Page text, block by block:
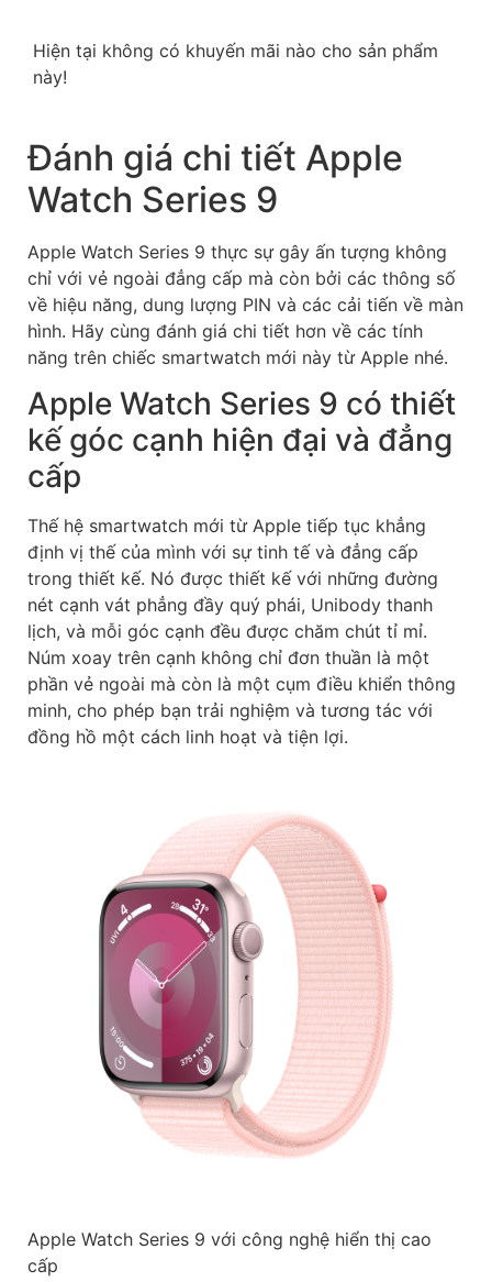
Hiện tại không có khuyến mãi nào cho sản phẩm
này!
Đánh giá chi tiết Apple
Watch Series 9
Apple Watch Series 9 thực sự gây ấn tượng không
chỉ với vẻ ngoài đẳng cấp mà còn bởi các thông số
về hiệu năng, dung lượng PIN và các cải tiến về màn
hình. Hãy cùng đánh giá chi tiết hơn về các tính
năng trên chiếc smartwatch mới này từ Apple nhé.
Apple Watch Series 9 có thiết
kế góc cạnh hiện đại và đẳng
cấp
Thế hệ smartwatch mới từ Apple tiếp tục khẳng
định vị thế của mình với sự tinh tế và đẳng cấp
trong thiết kế. Nó được thiết kế với những đường
nét cạnh vát phẳng đầy quý phái, Unibody thanh
lịch, và mỗi góc cạnh đều được chăm chút tỉ mỉ.
Núm xoay trên cạnh không chỉ đơn thuần là một
phần vẻ ngoài mà còn là một cụm điều khiển thông
minh, cho phép bạn trải nghiệm và tương tác với
đồng hồ một cách linh hoạt và tiện lợi.
Apple Watch Series 9 với công nghệ hiển thị cao
cấp